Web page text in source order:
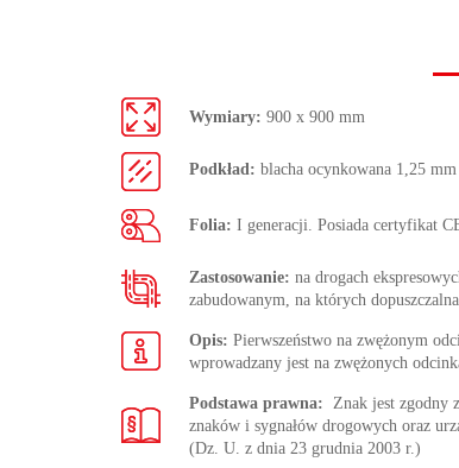
Wymiary: 900 x 900 mm
Podkład: blacha ocynkowana 1,25
Folia: I generacji. Posiada certyfikat
Zastosowanie: na drogach
zabudowanym, na których
Opis: Pierwszeństwo na zwężonym
wprowadzany jest na zwężonych
Podstawa prawna: Znak jest zgodny
znaków i sygnałów drogowych oraz
(Dz. U. z dnia 23 grudnia 2003 r.)